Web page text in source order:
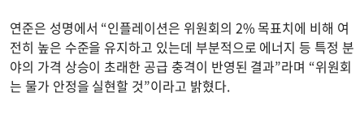
연준은 성명에서 “인플레이션은 위원회의 2% 목표치에 비해 여
전히 높은 수준을 유지하고 있는데 부분적으로 에너지 등 특정 분
야의 가격 상승이 초래한 공급 충격이 반영된 결과”라며 “위원회
는 물가 안정을 실현할 것”이라고 밝혔다.